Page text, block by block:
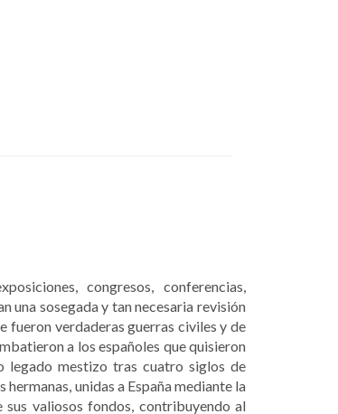
congresos, conferencias,
una sosegada y tan necesaria revisión
fueron verdaderas guerras civiles y de
a los españoles que quisieron
legado mestizo tras cuatro siglos de
unidas a España mediante la
valiosos fondos, contribuyendo al